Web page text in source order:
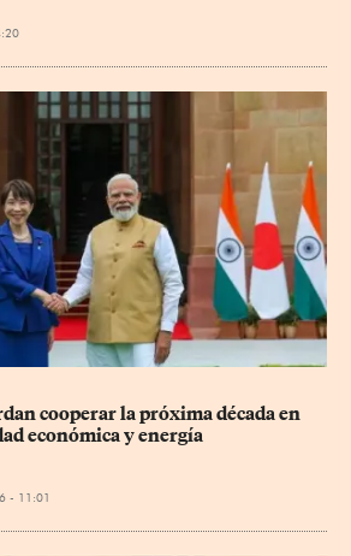
cooperar la próxima década en
económica y energía
- 11:01